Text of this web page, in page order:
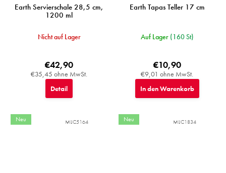
Earth Servierschale 28,5 cm,
1200 ml
Nicht auf Lager
€35,45 ohne MwSt.
€42,90
Detail
Earth Tapas Teller 17 cm
Auf Lager (160 St)
€9,01 ohne MwSt.
€10,90
In den Warenkorb
Neu MIJC5164 Neu MIJC1834